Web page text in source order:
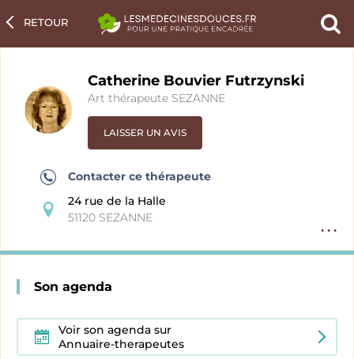
un
RETOUR
fiche
Catherine Bouvier Futrzynski
Art thérapeute SEZANNE
LAISSER UN AVIS
Contacter ce thérapeute
24 rue de la Halle
51120 SEZANNE
Son agenda
Voir son agenda sur
Annuaire-therapeutes